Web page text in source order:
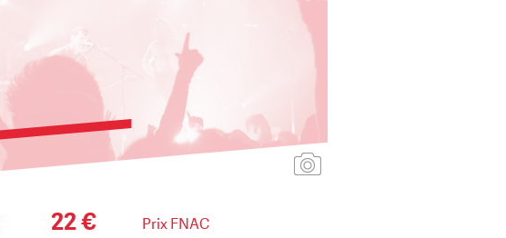
22 € Prix FNAC